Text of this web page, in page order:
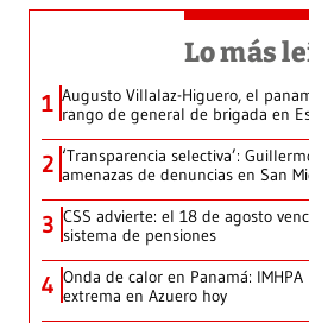
Lo más
1 Augusto Villalaz-Higuero, el
rango de general de brigada en
2 ‘Transparencia selectiva’:
amenazas de denuncias en San
3 CSS advierte: el 18 de agosto
sistema de pensiones
4 Onda de calor en Panamá:
extrema en Azuero hoy